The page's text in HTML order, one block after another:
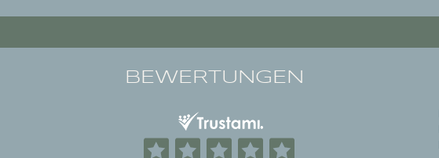
BEWERTUNGEN